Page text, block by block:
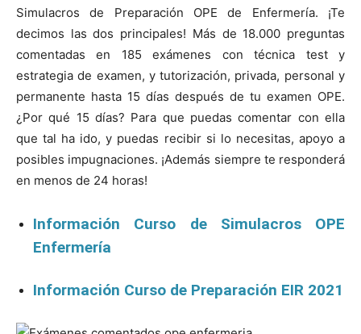
Simulacros de Preparación OPE de Enfermería. ¡Te
decimos las dos principales! Más de 18.000 preguntas
comentadas en 185 exámenes con técnica test y
estrategia de examen, y tutorización, privada, personal y
permanente hasta 15 días después de tu examen OPE.
¿Por qué 15 días? Para que puedas comentar con ella
que tal ha ido, y puedas recibir si lo necesitas, apoyo a
posibles impugnaciones. ¡Además siempre te responderá
en menos de 24 horas!
Información Curso de Simulacros OPE
Enfermería
Información Curso de Preparación EIR 2021